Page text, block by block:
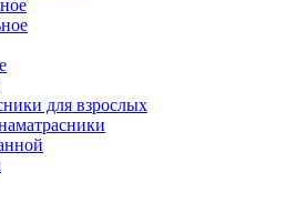
для взрослых